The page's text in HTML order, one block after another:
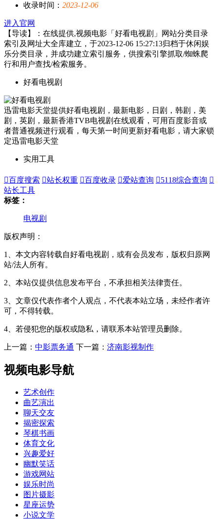
收录时间： 2023-12-06
进入官网
【导读】：在线提供,视频电影「好看电视剧」网站分类目录
索引及网址大全库建立，于2023-12-06 15:27:13归档于休闲娱
乐分类目录，并成功建立索引服务，供搜索引擎抓取/蜘蛛爬
行和用户查找/检索服务。
好看电视剧
迅雷电影天堂提供好看电视剧，最新电影，日剧，韩剧，美
剧，英剧，最新香港TVB电视剧在线观看，可用百度影音或
者普通视频进行观看，每天第一时间更新好看电影，请大家锁
定迅雷电影天堂
实用工具
百度搜索 站长权重 百度收录 爱站查询 5118综合查询 
站长工具
标签：
电视剧
版权声明：
1、本文内容转载自好看电视剧，或有会员发布，版权归原网
站/法人所有。
2、本站仅提供信息发布平台，不承担相关法律责任。
3、文章仅代表作者个人观点，不代表本站立场，未经作者许
可，不得转载。
4、若侵犯您的版权或隐私，请联系本站管理员删除。
上一篇： 中影票务通 下一篇： 济南影视制作
视频电影导航
艺术创作
曲艺演出
聊天交友
揭密探索
琴棋书画
体育文化
兴趣爱好
幽默笑话
游戏网站
娱乐时尚
图片摄影
星座运势
小说文学